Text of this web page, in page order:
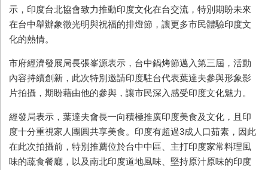
示，印度台北協會致力推動印度文化在台交流，特別期盼未來
在台中舉辦象徵光明與祝福的排燈節，讓更多市民體驗印度文
化的熱情。
市府經濟發展局長張峯源表示，台中鍋烤節邁入第三屆，活動
內容持續創新，此次特別邀請印度駐台代表葉達夫參與形象影
片拍攝，期盼藉由他的參與，讓市民深入感受印度文化魅力。
經發局表示，葉達夫會長一向積極推廣印度美食及文化，且印
度十分重視家人團圓共享美食。印度有超過3成人口茹素，因此
在此次拍攝前，特別推薦位於台中中區、主打印度家常料理風
味的蔬食餐廳，以及南北印度道地風味、堅持原汁原味的印度